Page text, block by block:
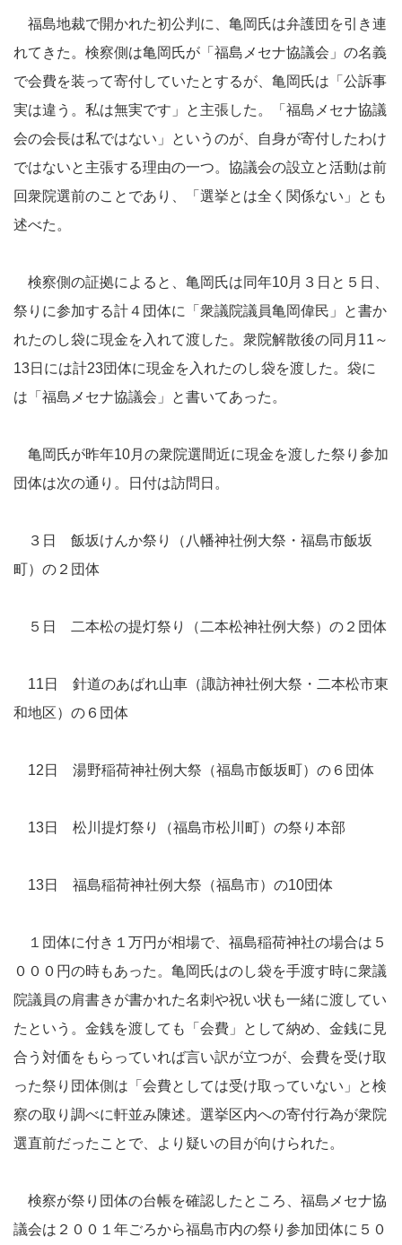
福島地裁で開かれた初公判に、亀岡氏は弁護団を引き連
れてきた。検察側は亀岡氏が「福島メセナ協議会」の名義
で会費を装って寄付していたとするが、亀岡氏は「公訴事
実は違う。私は無実です」と主張した。「福島メセナ協議
会の会長は私ではない」というのが、自身が寄付したわけ
ではないと主張する理由の一つ。協議会の設立と活動は前
回衆院選前のことであり、「選挙とは全く関係ない」とも
述べた。
検察側の証拠によると、亀岡氏は同年10月３日と５日、
祭りに参加する計４団体に「衆議院議員亀岡偉民」と書か
れたのし袋に現金を入れて渡した。衆院解散後の同月11～
13日には計23団体に現金を入れたのし袋を渡した。袋に
は「福島メセナ協議会」と書いてあった。
亀岡氏が昨年10月の衆院選間近に現金を渡した祭り参加
団体は次の通り。日付は訪問日。
３日 飯坂けんか祭り（八幡神社例大祭・福島市飯坂
町）の２団体
５日 二本松の提灯祭り（二本松神社例大祭）の２団体
11日 針道のあばれ山車（諏訪神社例大祭・二本松市東
和地区）の６団体
12日 湯野稲荷神社例大祭（福島市飯坂町）の６団体
13日 松川提灯祭り（福島市松川町）の祭り本部
13日 福島稲荷神社例大祭（福島市）の10団体
１団体に付き１万円が相場で、福島稲荷神社の場合は５
０００円の時もあった。亀岡氏はのし袋を手渡す時に衆議
院議員の肩書きが書かれた名刺や祝い状も一緒に渡してい
たという。金銭を渡しても「会費」として納め、金銭に見
合う対価をもらっていれば言い訳が立つが、会費を受け取
った祭り団体側は「会費としては受け取っていない」と検
察の取り調べに軒並み陳述。選挙区内への寄付行為が衆院
選直前だったことで、より疑いの目が向けられた。
検察が祭り団体の台帳を確認したところ、福島メセナ協
議会は２００１年ごろから福島市内の祭り参加団体に５０